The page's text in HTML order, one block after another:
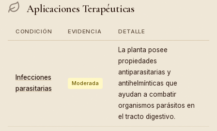
Aplicaciones Terapéuticas
CONDICIÓN EVIDENCIA DETALLE
Infecciones
parasitarias
Moderada
La planta posee
propiedades
antiparasitarias y
antihelmínticas que
ayudan a combatir
organismos parásitos en
el tracto digestivo.